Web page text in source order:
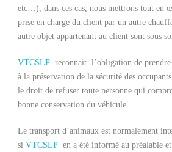
etc…), dans ces cas, nous mettrons tout en
prise en charge du client par un autre
autre objet appartenant au client sont sous
VTCSLP reconnait l’obligation de prendre
à la préservation de la sécurité des
le droit de refuser toute personne qui
bonne conservation du véhicule.
Le transport d’animaux est normalement
si VTCSLP en a été informé au préalable